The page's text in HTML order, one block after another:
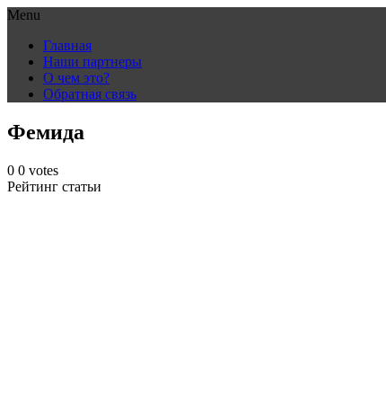
Menu
content
Главная
Наши партнеры
О чем это?
Обратная связь
Фемида
0 0 votes
Рейтинг статьи